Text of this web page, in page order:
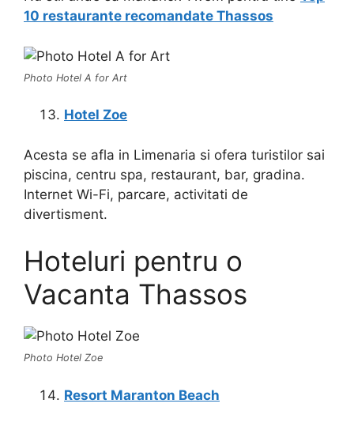
10 restaurante recomandate Thassos
Photo Hotel A for Art
Hotel Zoe
Acesta se afla in Limenaria si ofera turistilor sai
piscina, centru spa, restaurant, bar, gradina.
Internet Wi-Fi, parcare, activitati de
divertisment.
Hoteluri pentru o
Vacanta Thassos
Photo Hotel Zoe
Resort Maranton Beach